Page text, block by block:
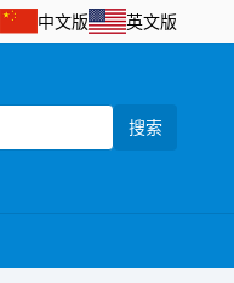
中文版 英文版
搜索